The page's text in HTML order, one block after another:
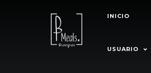
INICIO
USUARIO